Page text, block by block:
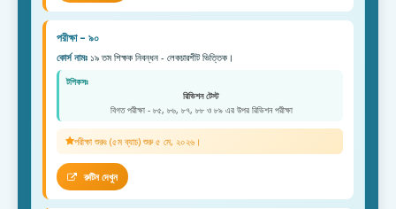
পরীক্ষা – ৯০
কোর্স নামঃ ১৯ তম শিক্ষক নিবন্ধন - লেকচারশীট ভিত্তিক।
টপিকসঃ
রিভিশন টেস্ট
বিগত পরীক্ষা - ৮৫, ৮৬, ৮৭, ৮৮ ও ৮৯ এর উপর রিভিশন পরীক্ষা
পরীক্ষা শুরুঃ (৫ম ব্যাচ) শুরু ৫ মে, ২০২৬।
রুটিন দেখুন